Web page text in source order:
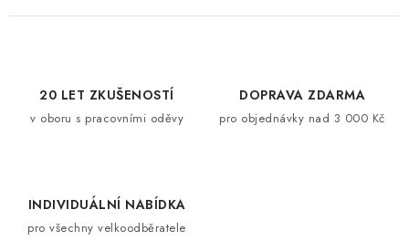
20 LET ZKUŠENOSTÍ
v oboru s pracovními oděvy
DOPRAVA ZDARMA
pro objednávky nad 3 000 Kč
INDIVIDUÁLNÍ NABÍDKA
pro všechny velkoodběratele